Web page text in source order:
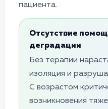
пациента.
Отсутствие
деградации
Без терапии
изоляция и
С возрастом
возникновения